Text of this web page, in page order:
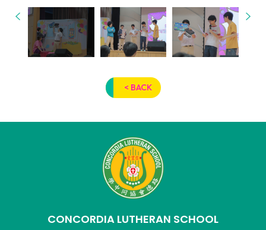
< BACK
CONCORDIA LUTHERAN SCHOOL